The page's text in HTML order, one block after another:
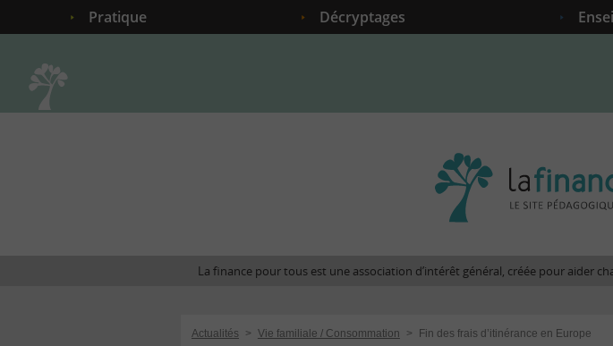
Pratique Décryptages
La finance pour tous est une association d’intérêt général, créée pour aider
Actualités > Vie familiale / Consommation > Fin des frais d’itinérance en Europe